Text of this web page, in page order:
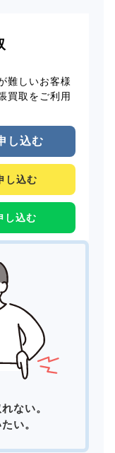
難しいお客様
買取をご利用
し込む
し込む
し込む
ない。
い。